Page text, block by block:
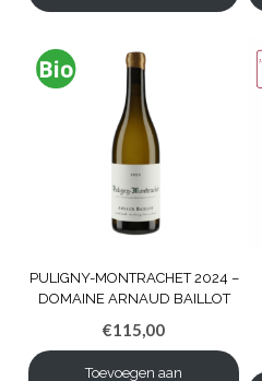
PULIGNY-MONTRACHET 2024 –
DOMAINE ARNAUD BAILLOT
€115,00
Toevoegen aan